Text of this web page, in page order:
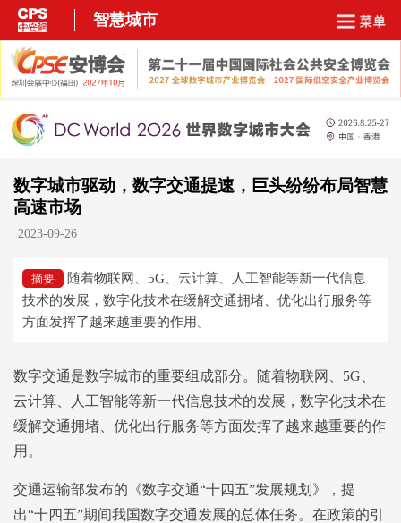
智慧城市
数字城市驱动，数字交通提速，巨头纷纷布局智慧
高速市场
2023-09-26
摘要
随着物联网、5G、云计算、人工智能等新一代信息
技术的发展，数字化技术在缓解交通拥堵、优化出行服务等
方面发挥了越来越重要的作用。
数字交通是数字城市的重要组成部分。随着物联网、5G、
云计算、人工智能等新一代信息技术的发展，数字化技术在
缓解交通拥堵、优化出行服务等方面发挥了越来越重要的作
用。
交通运输部发布的《数字交通“十四五”发展规划》，提
出“十四五”期间我国数字交通发展的总体任务。在政策的引